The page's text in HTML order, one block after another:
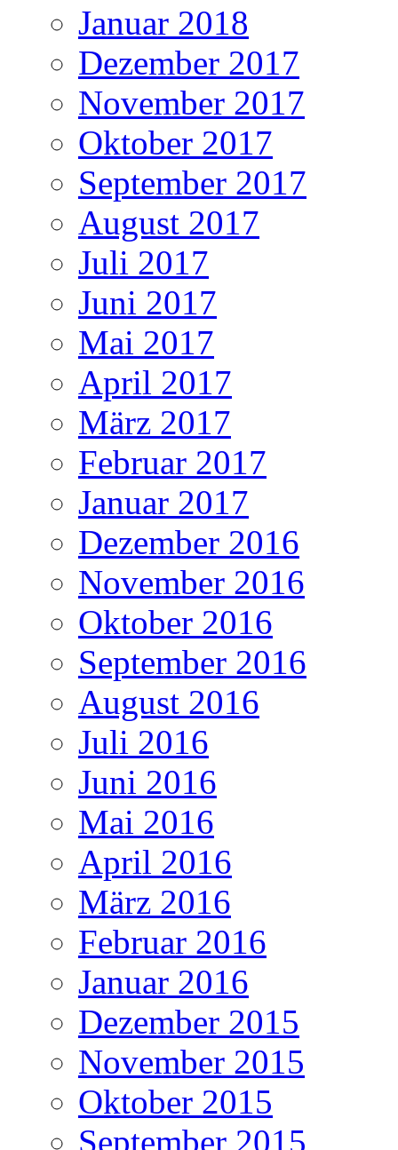
Januar 2018
Dezember 2017
November 2017
Oktober 2017
September 2017
August 2017
Juli 2017
Juni 2017
Mai 2017
April 2017
März 2017
Februar 2017
Januar 2017
Dezember 2016
November 2016
Oktober 2016
September 2016
August 2016
Juli 2016
Juni 2016
Mai 2016
April 2016
März 2016
Februar 2016
Januar 2016
Dezember 2015
November 2015
Oktober 2015
September 2015